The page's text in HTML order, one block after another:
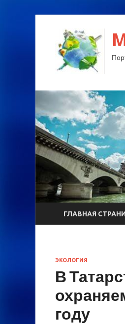
ГЛАВНАЯ
ЭКОЛОГИЯ
В
году